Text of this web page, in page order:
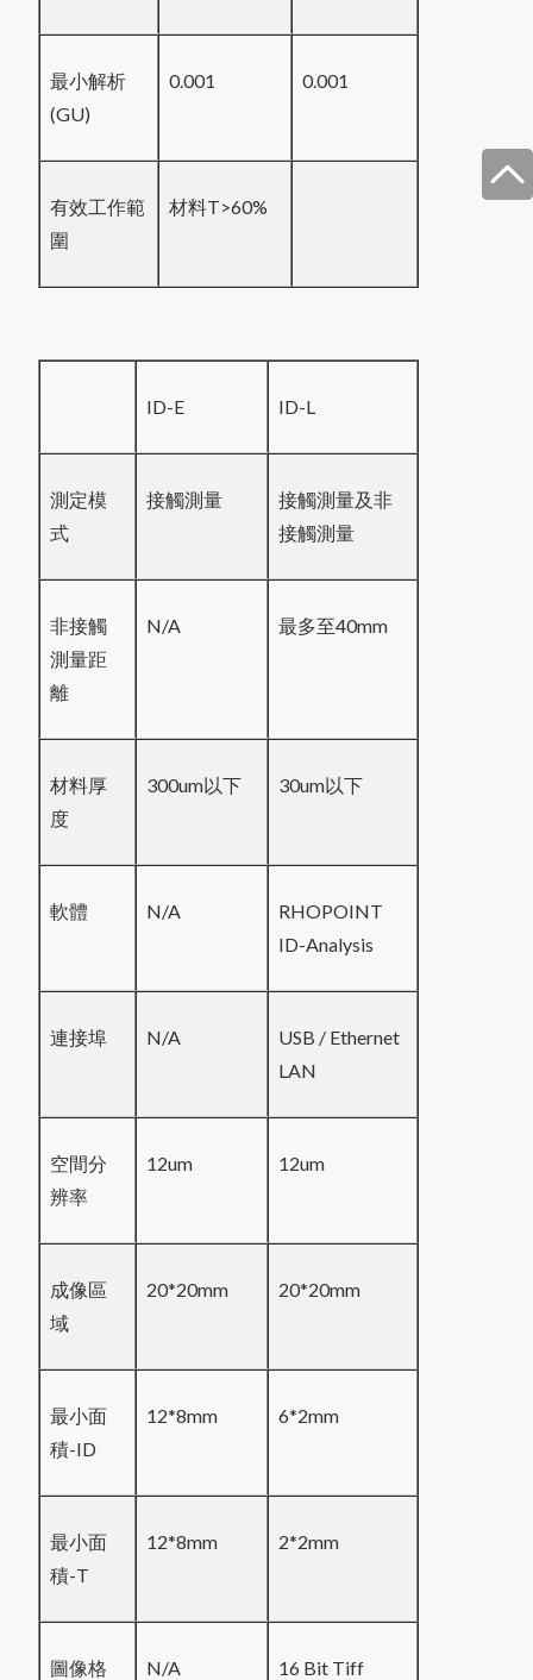
最小解析
(GU)
0.001 0.001
有效工作範
圍
材料T>60%
ID-E ID-L
測定模
式
接觸測量
接觸測量及非
接觸測量
非接觸
測量距
離
N/A 最多至40mm
材料厚
度
300um以下 30um以下
軟體 N/A
RHOPOINT
ID-Analysis
連接埠 N/A
USB / Ethernet
LAN
空間分
辨率
12um 12um
成像區
域
20*20mm 20*20mm
最小面
積-ID
12*8mm 6*2mm
最小面
積-T
12*8mm 2*2mm
圖像格
N/A 16 Bit Tiff